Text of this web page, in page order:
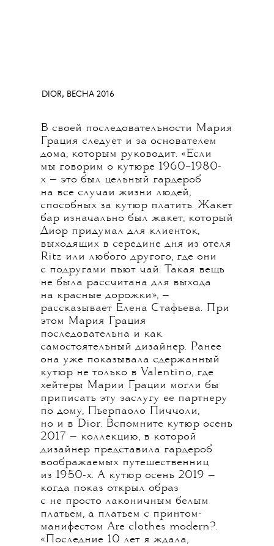
DIOR, ВЕСНА 2016
В своей последовательности Мария
Грация следует и за основателем
дома, которым руководит. «Если
мы говорим о кутюре 1960–1980-
х — это был цельный гардероб
на все случаи жизни людей,
способных за кутюр платить. Жакет
бар изначально был жакет, который
Диор придумал для клиенток,
выходящих в середине дня из отеля
Ritz или любого другого, где они
с подругами пьют чай. Такая вещь
не была рассчитана для выхода
на красные дорожки», —
рассказывает Елена Стафьева. При
этом Мария Грация
последовательна и как
самостоятельный дизайнер. Ранее
она уже показывала сдержанный
кутюр не только в Valentino, где
хейтеры Марии Грации могли бы
приписать эту заслугу ее партнеру
по дому, Пьерпаоло Пиччоли,
но и в Dior. Вспомните кутюр осень
2017 — коллекцию, в которой
дизайнер представила гардероб
воображаемых путешественниц
из 1950-х. А кутюр осень 2019 —
когда показ открыл образ
с не просто лаконичным белым
платьем, а платьем с принтом-
манифестом Are clothes modern?.
«Последние 10 лет я ждала,